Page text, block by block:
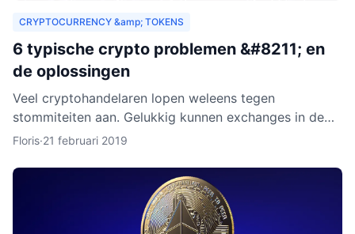
CRYPTOCURRENCY &amp; TOKENS
6 typische crypto problemen &#8211; en
de oplossingen
Veel cryptohandelaren lopen weleens tegen
stommiteiten aan. Gelukkig kunnen exchanges in de
meeste gevallen helpen. Helaas zijn er ook gevallen
Floris·21 februari 2019